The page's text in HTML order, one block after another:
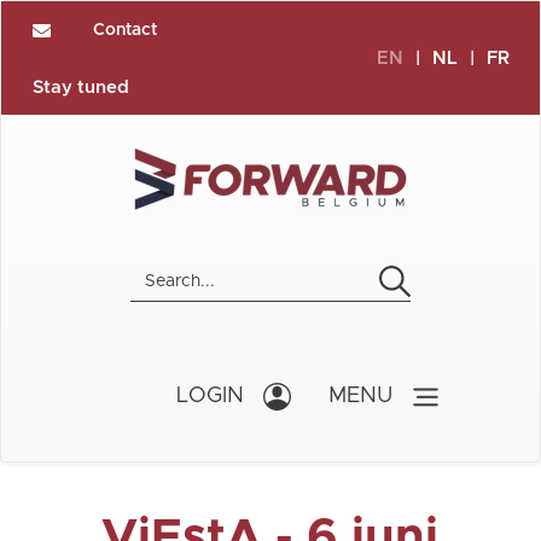
Contact
Stay tuned
EN NL FR
LOGIN MENU